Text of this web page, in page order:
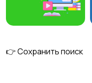
👉 Сохранить поиск